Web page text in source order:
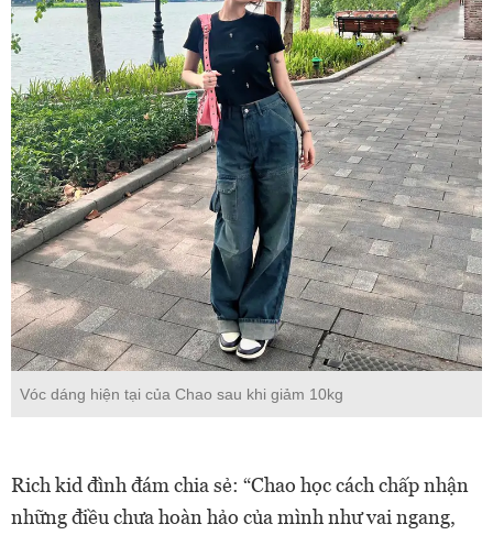
Vóc dáng hiện tại của Chao sau khi giảm 10kg
Rich kid đình đám chia sẻ: “Chao học cách chấp nhận
những điều chưa hoàn hảo của mình như vai ngang,